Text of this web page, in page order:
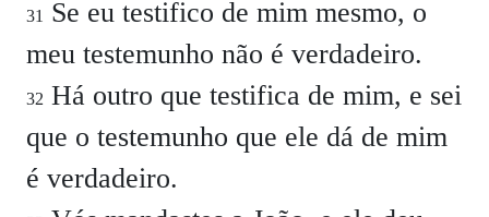
31
Se eu testifico de mim mesmo, o
meu testemunho não é verdadeiro.
32 Há outro que testifica de mim, e sei
que o testemunho que ele dá de mim
é verdadeiro.